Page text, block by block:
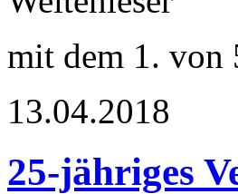
mit dem 1. von
13.04.2018
25-jähriges